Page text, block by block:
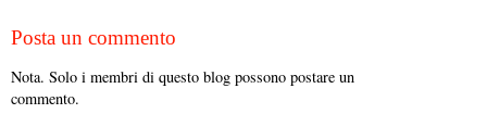
Posta un commento
Nota. Solo i membri di questo blog possono postare un
commento.